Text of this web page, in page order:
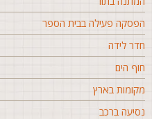
פעילה בבית הספר
לידה
הים
בארץ
ברכב